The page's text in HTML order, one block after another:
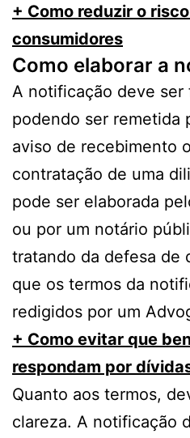
+ Como reduzir o
consumidores
Como elaborar a
A notificação deve
podendo ser remetida
aviso de recebimento
contratação de uma
pode ser elaborada
ou por um notário
tratando da defesa de
que os termos da
redigidos por um
+ Como evitar que
respondam por
Quanto aos termos,
clareza. A notificação